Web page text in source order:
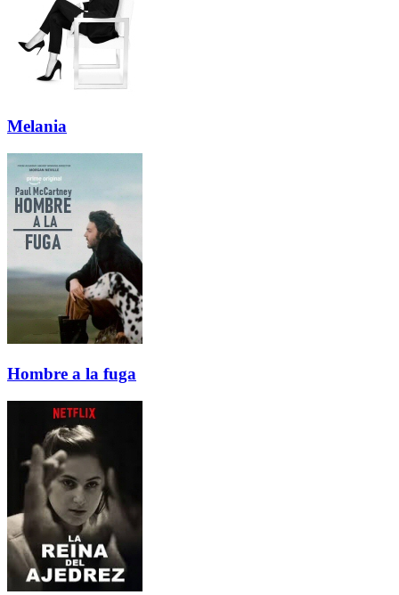
Melania
Hombre a la fuga